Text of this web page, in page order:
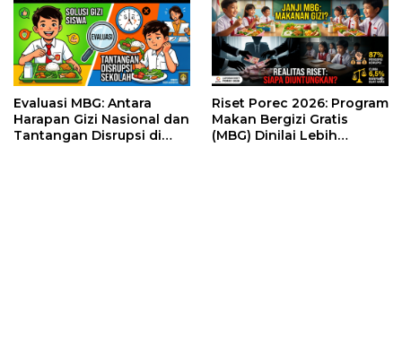
Evaluasi MBG: Antara
Harapan Gizi Nasional dan
Tantangan Disrupsi di
Riset Porec 2026: Program
Makan Bergizi Gratis
(MBG) Dinilai Lebih